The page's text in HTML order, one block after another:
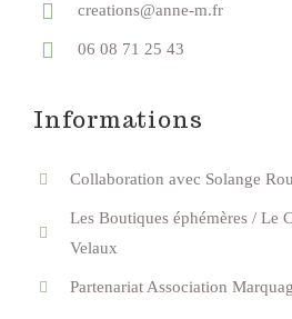
creations@anne-m.fr
06 08 71 25 43
Informations
Collaboration avec Solange
Les Boutiques éphémères / Le
Velaux
Partenariat Association